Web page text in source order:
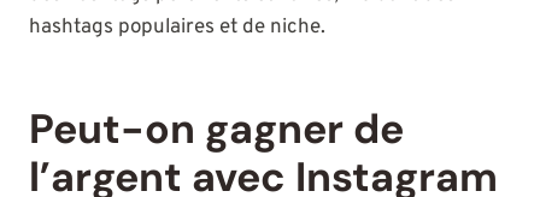
hashtags populaires et de niche.
Peut-on gagner de
l’argent avec Instagram